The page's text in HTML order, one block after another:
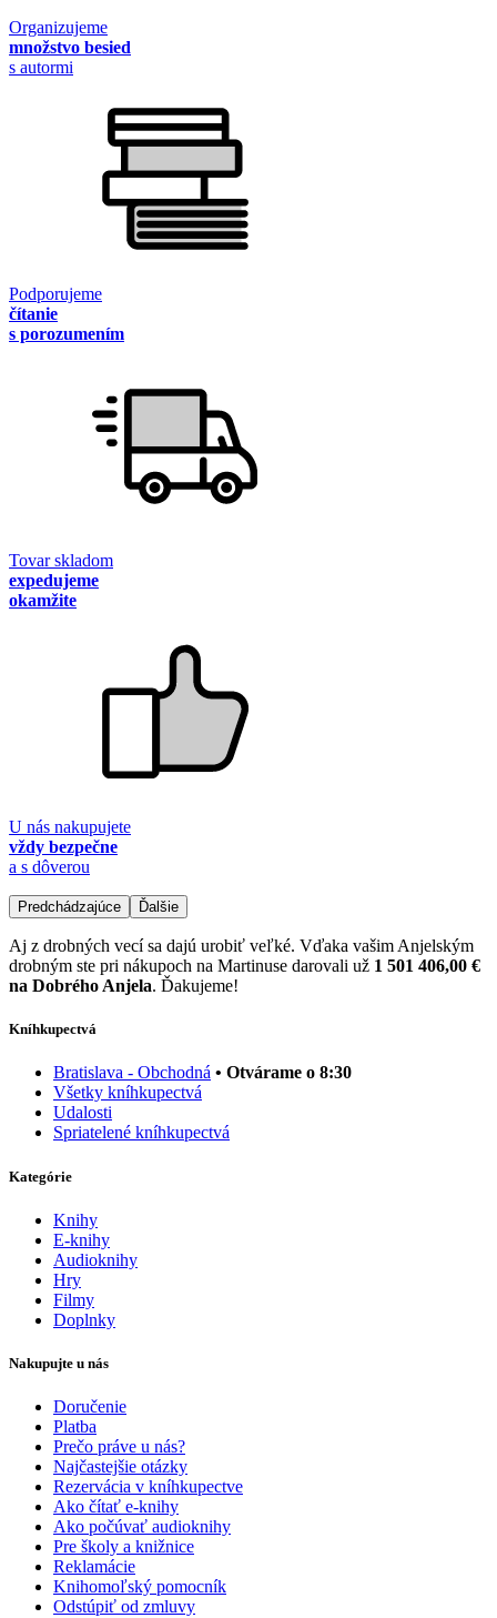
Organizujeme
množstvo besied
s autormi
Podporujeme
čítanie
s porozumením
Tovar skladom
expedujeme
okamžite
U nás nakupujete
vždy bezpečne
a s dôverou
Predchádzajúce Ďalšie
Aj z drobných vecí sa dajú urobiť veľké. Vďaka vašim Anjelským
drobným ste pri nákupoch na Martinuse darovali už 1 501 406,00 €
na Dobrého Anjela. Ďakujeme!
Kníhkupectvá
Bratislava - Obchodná • Otvárame o 8:30
Všetky kníhkupectvá
Udalosti
Spriatelené kníhkupectvá
Kategórie
Knihy
E-knihy
Audioknihy
Hry
Filmy
Doplnky
Nakupujte u nás
Doručenie
Platba
Prečo práve u nás?
Najčastejšie otázky
Rezervácia v kníhkupectve
Ako čítať e-knihy
Ako počúvať audioknihy
Pre školy a knižnice
Reklamácie
Knihomoľský pomocník
Odstúpiť od zmluvy